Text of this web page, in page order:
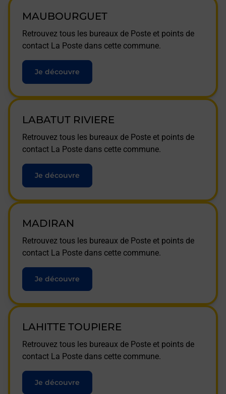
MAUBOURGUET
Retrouvez tous les bureaux de Poste et points de
contact La Poste dans cette commune.
Je découvre
LABATUT RIVIERE
Retrouvez tous les bureaux de Poste et points de
contact La Poste dans cette commune.
Je découvre
MADIRAN
Retrouvez tous les bureaux de Poste et points de
contact La Poste dans cette commune.
Je découvre
LAHITTE TOUPIERE
Retrouvez tous les bureaux de Poste et points de
contact La Poste dans cette commune.
Je découvre